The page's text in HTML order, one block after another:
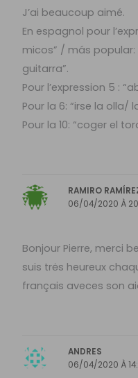
J’ai beaucoup aimé.
En espagnol pour
micos” / más popular:
guitarra”.
Pour l’expression 5 :
Pour la 6: “irse la olla/
Pour la 10: “coger el
RAMIRO
06/04/2020 À
Bonjour Pierre, merci
suis trės heureux
français aveces son
ANDRES
06/04/2020 À